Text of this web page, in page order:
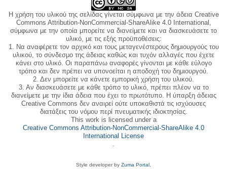
Η χρήση του υλικού της σελίδας γίνεται σύμφωνα με την άδεια Creative
Commons Attribution-NonCommercial-ShareAlike 4.0 International,
σύμφωνα με την οποία μπορείτε να διανείμετε και να διασκευάσετε το
υλικό, με τις εξής προϋποθέσεις:
1. Να αναφέρετε τον αρχικό και τους μεταγενέστερους δημιουργούς του
υλικού, το σύνδεσμο της άδειας καθώς και τυχόν αλλαγές που έχετε
κάνει στο υλικό. Οι παραπάνω αναφορές γίνονται με κάθε εύλογο
τρόπο και δεν πρέπει να υπονοείται η αποδοχή του δημιουργού.
2. Δεν μπορείτε να κάνετε εμπορική χρήση του υλικού.
3. Αν διασκευάσετε με κάθε τρόπο το υλικό, πρέπει πλέον να το
διανείμετε με την ίδια άδεια που έχει το πρωτότυπο. Η ύπαρξη άδειας
Creative Commons δεν αναιρεί ούτε υποκαθιστά τις ισχύουσες
διατάξεις του νόμου περί πνευματικής ιδιοκτησίας.
This work is licensed under a
Creative Commons Attribution-NonCommercial-ShareAlike 4.0
International License
.
Style developer by Zuma Portal